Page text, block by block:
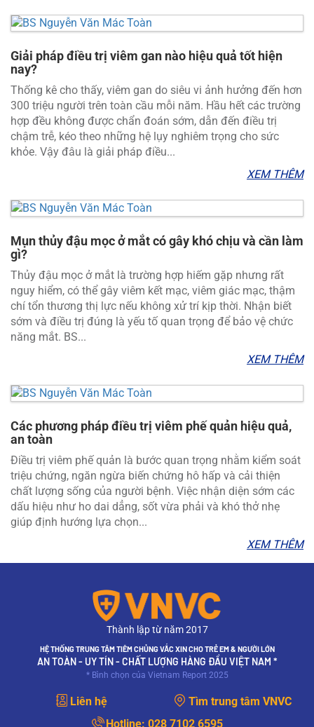
Giải pháp điều trị viêm gan nào hiệu quả tốt hiện
nay?
Thống kê cho thấy, viêm gan do siêu vi ảnh hưởng đến hơn
300 triệu người trên toàn cầu mỗi năm. Hầu hết các trường
hợp đều không được chẩn đoán sớm, dẫn đến điều trị
chậm trễ, kéo theo những hệ lụy nghiêm trọng cho sức
khỏe. Vậy đâu là giải pháp điều...
XEM THÊM
Mụn thủy đậu mọc ở mắt có gây khó chịu và cần làm
gì?
Thủy đậu mọc ở mắt là trường hợp hiếm gặp nhưng rất
nguy hiểm, có thể gây viêm kết mạc, viêm giác mạc, thậm
chí tổn thương thị lực nếu không xử trí kịp thời. Nhận biết
sớm và điều trị đúng là yếu tố quan trọng để bảo vệ chức
năng mắt. BS...
XEM THÊM
Các phương pháp điều trị viêm phế quản hiệu quả,
an toàn
Điều trị viêm phế quản là bước quan trọng nhằm kiểm soát
triệu chứng, ngăn ngừa biến chứng hô hấp và cải thiện
chất lượng sống của người bệnh. Việc nhận diện sớm các
dấu hiệu như ho dai dẳng, sốt vừa phải và khó thở nhẹ
giúp định hướng lựa chọn...
XEM THÊM
Thành lập từ năm 2017
HỆ THỐNG TRUNG TÂM TIÊM CHỦNG VẮC XIN CHO TRẺ EM & NGƯỜI LỚN
AN TOÀN - UY TÍN - CHẤT LƯỢNG HÀNG ĐẦU VIỆT NAM *
* Bình chọn của Vietnam Report 2025
Liên hệ
Tìm trung tâm VNVC
Hotline: 028 7102 6595